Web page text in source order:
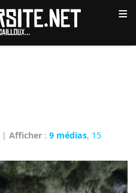
≡
|Afficher :9 médias, 15